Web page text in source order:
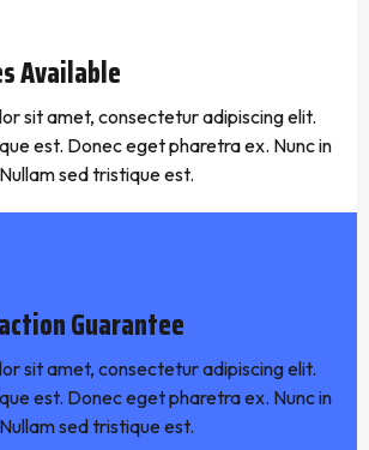
Available
sit amet, consectetur adipiscing elit.
est. Donec eget pharetra ex. Nunc in
sed tristique est.
Guarantee
sit amet, consectetur adipiscing elit.
est. Donec eget pharetra ex. Nunc in
sed tristique est.